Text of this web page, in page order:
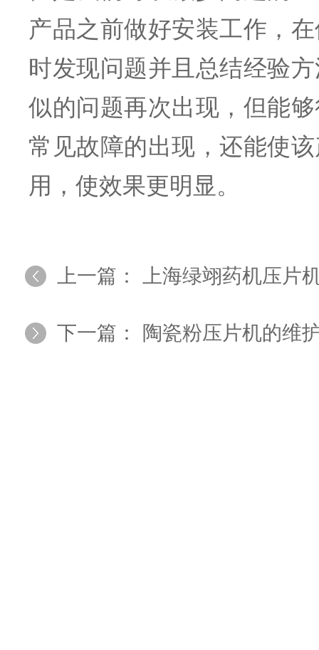
产品之前做好安装工作，
时发现问题并且总结经验
似的问题再次出现，但能
常见故障的出现，还能使
用，使效果更明显。
上一篇： 上海绿翊药机压片机
下一篇： 陶瓷粉压片机的维